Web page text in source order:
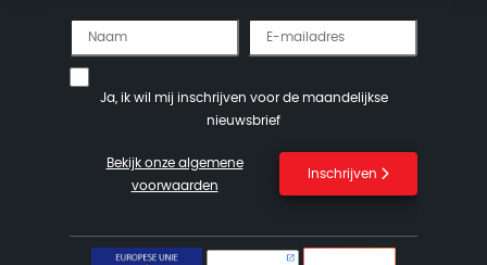
Ja, ik wil mij inschrijven voor de maandelijkse
nieuwsbrief
Inschrijven
Bekijk onze algemene
voorwaarden